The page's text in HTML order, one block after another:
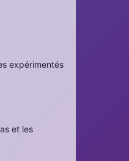
expérimentés
et les